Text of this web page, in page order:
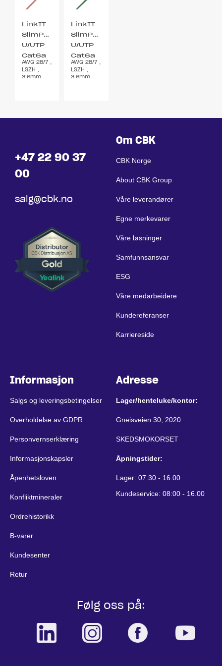
LinkIT
SlimPatch
U/UTP
Cat6a
rød
0.3m
AWG 28/7 ,
LSZH ,
3,6mm
LinkIT
SlimPatch
U/UTP
Cat6a
grønn
0.3m
AWG 28/7 ,
LSZH ,
3,6mm
+47 22 90 37
00
salg@cbk.no
Om CBK
CBK Norge
About CBK Group
Våre leverandører
Egne merkevarer
Våre løsninger
Samfunnsansvar
ESG
Våre medarbeidere
Kundereferanser
Karriereside
Informasjon
Salgs og leveringsbetingelser
Overholdelse av GDPR
Personvernserklæring
Informasjonskapsler
Åpenhetsloven
Konfliktmineraler
Ordrehistorikk
B-varer
Kundesenter
Retur
Adresse
Lager/henteluke/kontor:
Gneisveien 30, 2020
SKEDSMOKORSET
Åpningstider:
Lager: 07.30 - 16.00
Kundeservice: 08:00 - 16.00
Følg oss på: